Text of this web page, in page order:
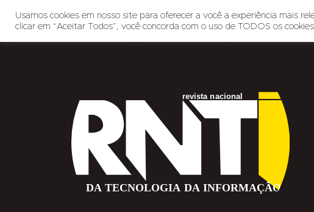
Usamos cookies em nosso site para oferecer a você a experiência mais
clicar em “Aceitar Todos”, você concorda com o uso de TODOS os cookies.